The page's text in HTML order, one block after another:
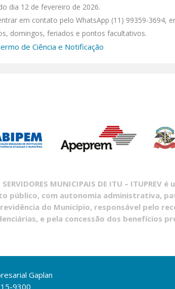
dia 12 de fevereiro de 2026.
em contato pelo WhatsApp (11) 99359-3694,
domingos, feriados e pontos facultativos.
de Ciência e Notificação
SERVIDORES MUNICIPAIS DE ITU –
público, com autonomia administrativa,
do Município, responsável pelo
e pela concessão dos benefícios
Gaplan
9300